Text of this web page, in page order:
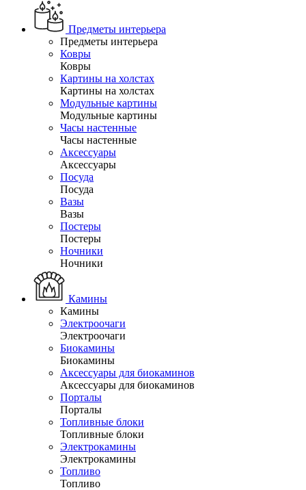
Предметы интерьера
Предметы интерьера
Ковры
Ковры
Картины на холстах
Картины на холстах
Модульные картины
Модульные картины
Часы настенные
Часы настенные
Аксессуары
Аксессуары
Посуда
Посуда
Вазы
Вазы
Постеры
Постеры
Ночники
Ночники
Камины
Камины
Электроочаги
Электроочаги
Биокамины
Биокамины
Аксессуары для биокаминов
Аксессуары для биокаминов
Порталы
Порталы
Топливные блоки
Топливные блоки
Электрокамины
Электрокамины
Топливо
Топливо